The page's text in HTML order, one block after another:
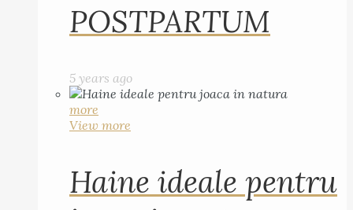
POSTPARTUM
5 years ago
more
View more
Haine ideale pentru